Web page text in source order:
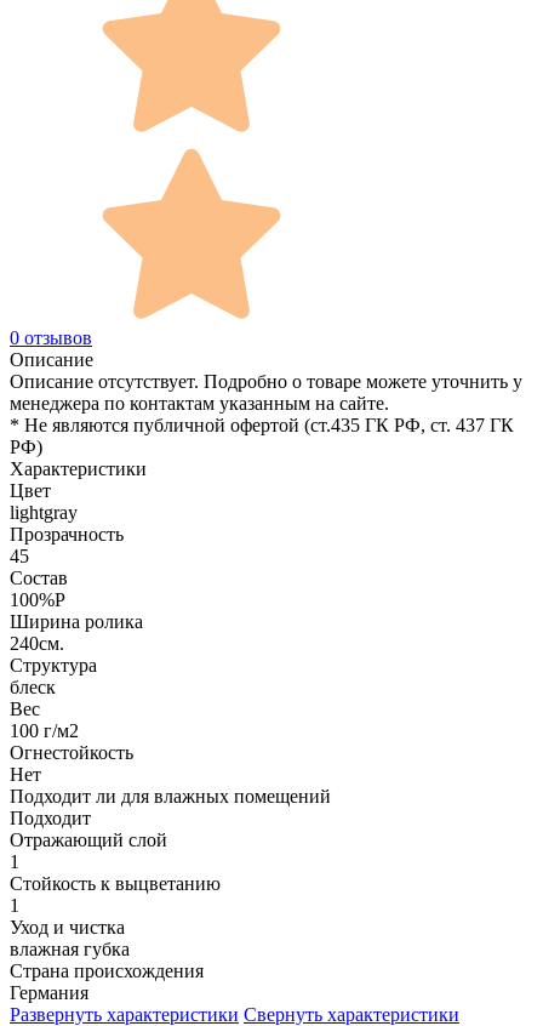
0 отзывов
Описание
Описание отсутствует. Подробно о товаре можете уточнить у
менеджера по контактам указанным на сайте.
* Не являются публичной офертой (ст.435 ГК РФ, cт. 437 ГК
РФ)
Характеристики
Цвет
lightgray
Прозрачность
45
Состав
100%P
Ширина ролика
240см.
Структура
блеск
Вес
100 г/м2
Огнестойкость
Нет
Подходит ли для влажных помещений
Подходит
Отражающий слой
1
Стойкость к выцветанию
1
Уход и чистка
влажная губка
Страна происхождения
Германия
Развернуть характеристики Свернуть характеристики